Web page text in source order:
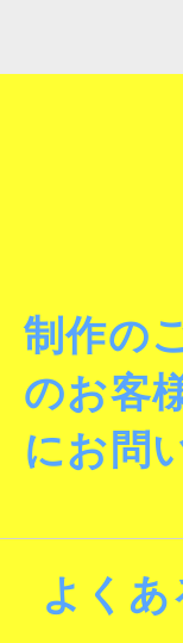
制作の
のお客
にお問
よく